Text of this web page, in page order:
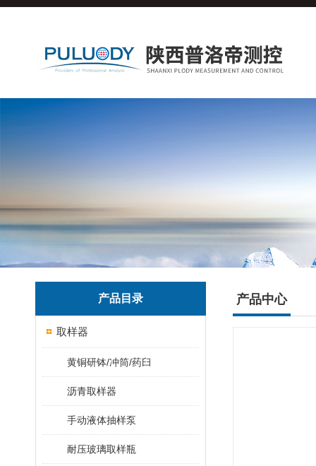
产品目录
取样器
黄铜研钵/冲筒/药臼
沥青取样器
手动液体抽样泵
耐压玻璃取样瓶
产品中心